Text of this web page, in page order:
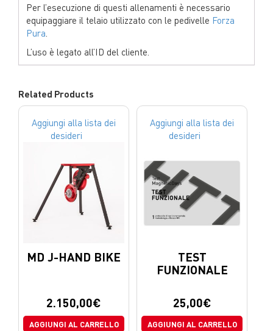
Per l’esecuzione di questi allenamenti è necessario
equipaggiare il telaio utilizzato con le pedivelle Forza
Pura
L’uso è legato all’ID del cliente.
Related Products
Aggiungi alla lista dei
desideri
MD J-HAND BIKE
2.150,00€
AGGIUNGI AL CARRELLO
Aggiungi alla lista dei
desideri
TEST
FUNZIONALE
25,00€
AGGIUNGI AL CARRELLO